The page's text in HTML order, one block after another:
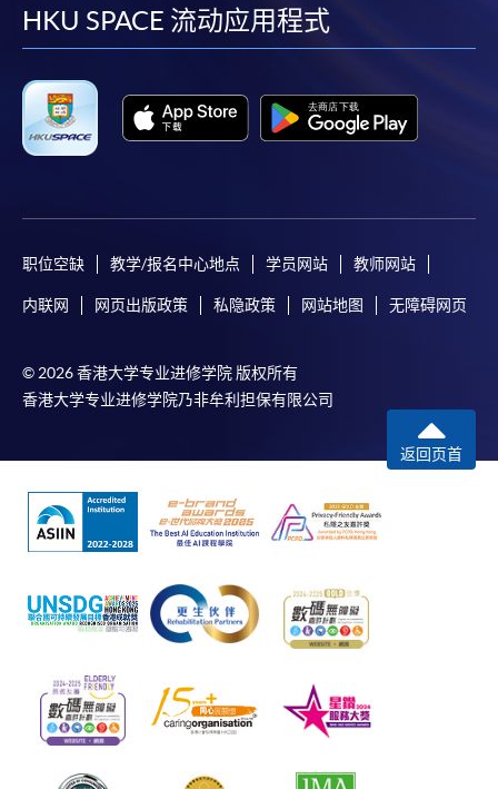
facebook
youtube
linkedin
HKU SPACE 流动应用程式
职位空缺 教学/报名中心地点 学员网站 教师网站
内联网 网页出版政策 私隐政策 网站地图 无障碍网页
© 2026 香港大学专业进修学院 版权所有
香港大学专业进修学院乃非牟利担保有限公司
返回页首